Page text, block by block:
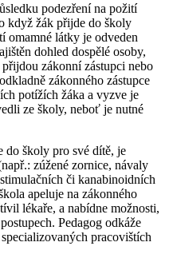
podezření na požití
když žák přijde do školy
omamné látky je odveden
dohled dospělé osoby,
zákonní zástupci nebo
zákonného zástupce
potížích žáka a vyzve je
ze školy, neboť je nutné
do školy pro své dítě, je
zúžené zornice, návaly
či kanabinoidních
apeluje na zákonného
lékaře, a nabídne možnosti,
Pedagog odkáže
pracovištích